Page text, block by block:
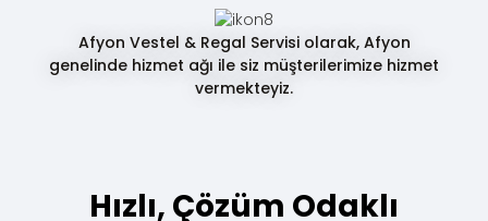
Afyon Vestel & Regal Servisi olarak, Afyon
genelinde hizmet ağı ile siz müşterilerimize hizmet
vermekteyiz.
Hızlı, Çözüm Odaklı